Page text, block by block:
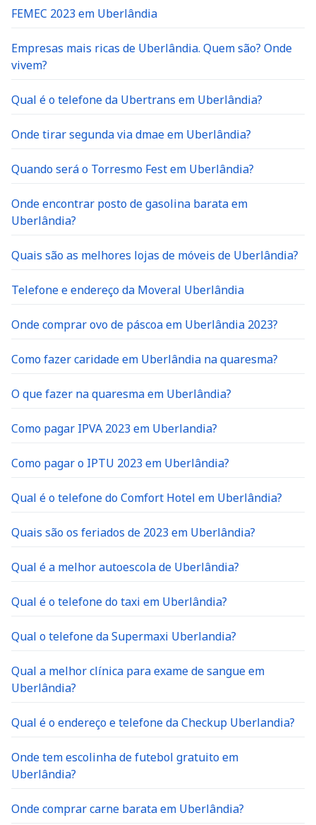
FEMEC 2023 em Uberlândia
Empresas mais ricas de Uberlândia. Quem são? Onde
vivem?
Qual é o telefone da Ubertrans em Uberlândia?
Onde tirar segunda via dmae em Uberlândia?
Quando será o Torresmo Fest em Uberlândia?
Onde encontrar posto de gasolina barata em
Uberlândia?
Quais são as melhores lojas de móveis de Uberlândia?
Telefone e endereço da Moveral Uberlândia
Onde comprar ovo de páscoa em Uberlândia 2023?
Como fazer caridade em Uberlândia na quaresma?
O que fazer na quaresma em Uberlândia?
Como pagar IPVA 2023 em Uberlandia?
Como pagar o IPTU 2023 em Uberlândia?
Qual é o telefone do Comfort Hotel em Uberlândia?
Quais são os feriados de 2023 em Uberlândia?
Qual é a melhor autoescola de Uberlândia?
Qual é o telefone do taxi em Uberlândia?
Qual o telefone da Supermaxi Uberlandia?
Qual a melhor clínica para exame de sangue em
Uberlândia?
Qual é o endereço e telefone da Checkup Uberlandia?
Onde tem escolinha de futebol gratuito em
Uberlândia?
Onde comprar carne barata em Uberlândia?